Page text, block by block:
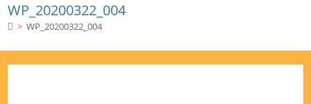
WP_20200322_004
> WP_20200322_004